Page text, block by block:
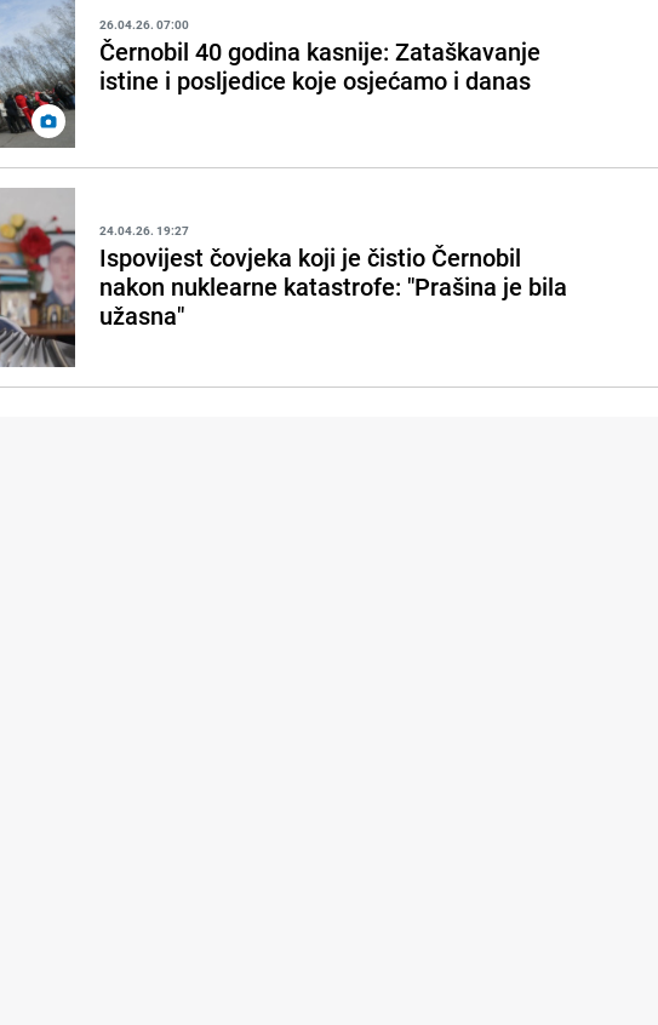
26.04.26. 07:00
Černobil 40 godina kasnije: Zataškavanje
istine i posljedice koje osjećamo i danas
24.04.26. 19:27
Ispovijest čovjeka koji je čistio Černobil
nakon nuklearne katastrofe: "Prašina je bila
užasna"